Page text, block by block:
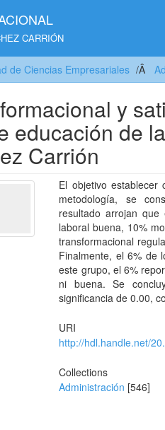
CARRIÓN
de Ciencias Empresariales
y
educación de
Carrión
El objetivo
metodología, se
resultado arrojan
laboral buena, 10%
transformacional
Finalmente, el 6% de
este grupo, el 6%
ni buena. Se
significancia de 0.00,
URI
http://hdl.handle.net/
Collections
Administración [546]